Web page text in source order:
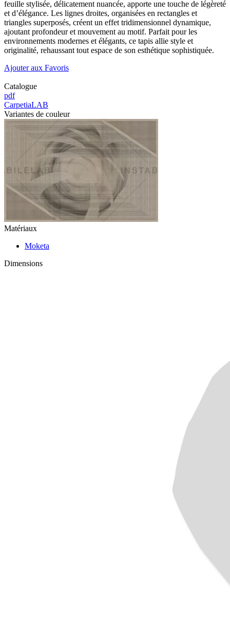
feuille stylisée, délicatement nuancée, apporte une touche de légèreté
et d’élégance. Les lignes droites, organisées en rectangles et
triangles superposés, créent un effet tridimensionnel dynamique,
ajoutant profondeur et mouvement au motif. Parfait pour les
environnements modernes et élégants, ce tapis allie style et
originalité, rehaussant tout espace de son esthétique sophistiquée.
Ajouter aux Favoris
Catalogue
pdf
CarpetiaLAB
Variantes de couleur
Matériaux
Moketa
Dimensions